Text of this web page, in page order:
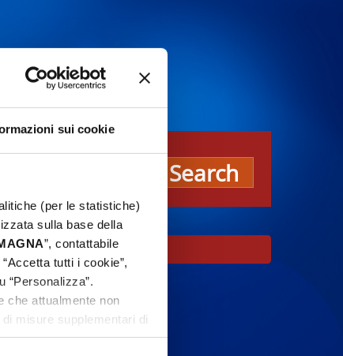
sui cookie
(per le statistiche)
sulla base della
”, contattabile
tutti i cookie”,
“Personalizza”.
che attualmente non
misure supplementari di
Search